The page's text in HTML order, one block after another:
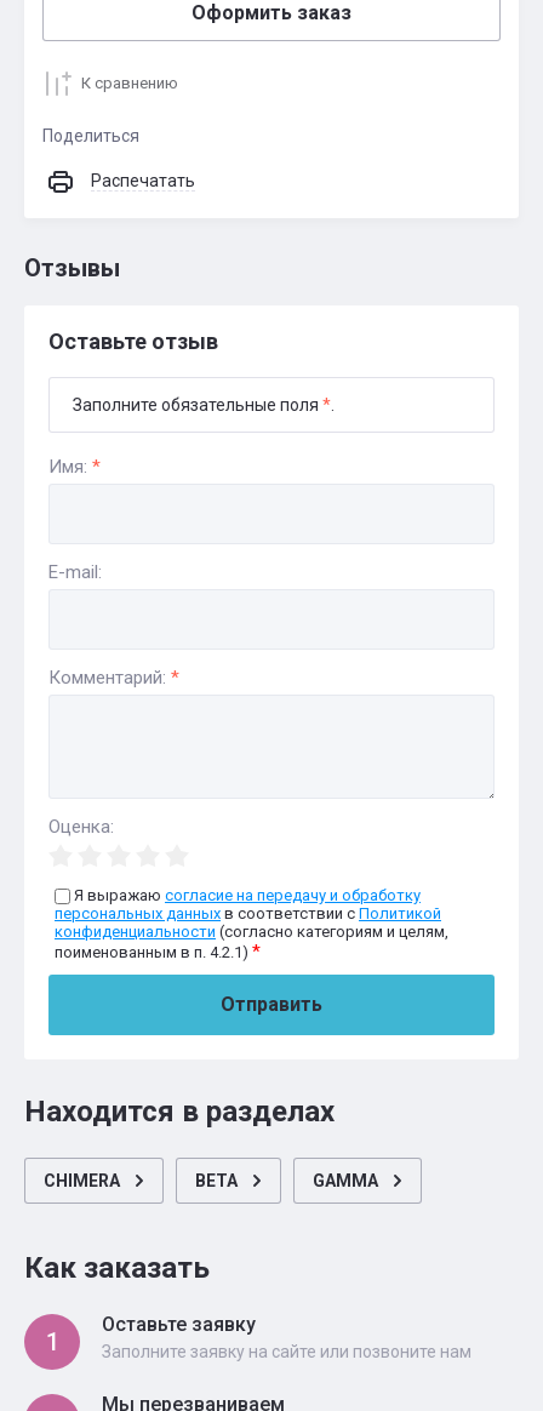
Оформить заказ
К сравнению
Поделиться
Распечатать
Отзывы
Оставьте отзыв
Заполните обязательные поля *
Имя: *
E-mail:
Комментарий: *
Оценка:
Я выражаю согласие на передачу и обработку
персональных данных в соответствии с Политикой
конфиденциальности (согласно категориям и целям,
поименованным в п. 4.2.1) *
Отправить
Находится в разделах
CHIMERA BETA GAMMA
Как заказать
1
Оставьте заявку
Заполните заявку на сайте или позвоните нам
Мы перезваниваем